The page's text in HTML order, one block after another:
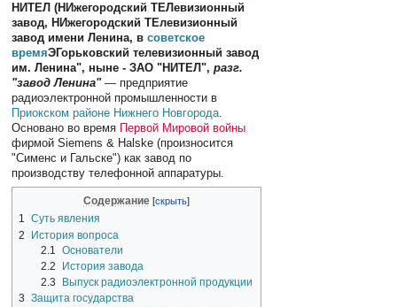
НИТЕЛ (НИжегородский ТЕЛевизионный
завод, НИжегородский ТЕлевизионный
завод имени Ленина, всоветское
времяЭГорьковский телевизионный завод
им. Ленина", ныне - ЗАО "НИТЕЛ",разг.
"завод Ленина" — предприятие
радиоэлектронной промышленности в
Приокском районе Нижнего Новгорода.
Основано во время Первой Мировой войны
фирмой Siemens & Halske (произносится
"Сименс и Гальске") как завод по
производству телефонной аппаратуры.
Содержание
1
Суть явления
2
История вопроса
2.1
Основатели
2.2
История завода
2.3
Выпуск радиоэлектронной продукции
3
Защита государства